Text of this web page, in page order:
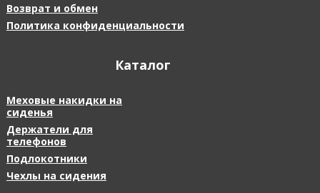
Возврат и обмен
Политика конфиденциальности
Каталог
Меховые накидки на
сиденья
Держатели для
телефонов
Подлокотники
Чехлы на сидения